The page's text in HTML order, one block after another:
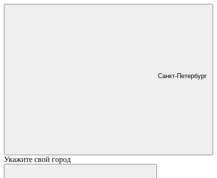
Санкт-Петербург
Укажите свой город